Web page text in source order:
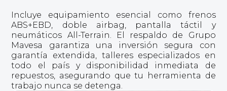
Incluye equipamiento esencial como frenos
ABS+EBD, doble airbag, pantalla táctil y
neumáticos All-Terrain. El respaldo de Grupo
Mavesa garantiza una inversión segura con
garantía extendida, talleres especializados en
todo el país y disponibilidad inmediata de
repuestos, asegurando que tu herramienta de
trabajo nunca se detenga.